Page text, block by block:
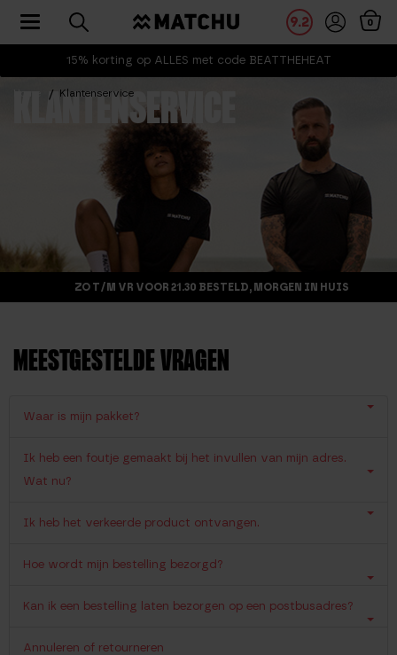
15% korting op ALLES met code BEATTHEHEAT
9.2 0
Toggle navigation
Klantenservice
KLANTENSERVICE
ZO T/M VR VOOR 21.30 BESTELD, MORGEN IN HUIS
MEESTGESTELDE VRAGEN
Waar is mijn pakket?
Ik heb een foutje gemaakt bij het invullen van mijn adres.
Wat nu?
Ik heb het verkeerde product ontvangen.
Hoe wordt mijn bestelling bezorgd?
Kan ik een bestelling laten bezorgen op een postbusadres?
Annuleren of retourneren